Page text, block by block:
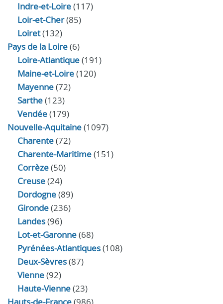
Indre‑et‑Loire(117)
Loir‑et‑Cher(85)
Loiret(132)
Pays de la Loire(6)
Loire-Atlantique(191)
Maine-et-Loire(120)
Mayenne(72)
Sarthe(123)
Vendée(179)
Nouvelle-Aquitaine(1097)
Charente(72)
Charente-Maritime(151)
Corrèze(50)
Creuse(24)
Dordogne(89)
Gironde(236)
Landes(96)
Lot-et-Garonne(68)
Pyrénées-Atlantiques(108)
Deux-Sèvres(87)
Vienne(92)
Haute-Vienne(23)